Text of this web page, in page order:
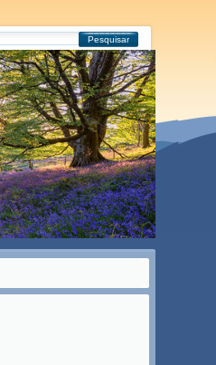
Pesquisar